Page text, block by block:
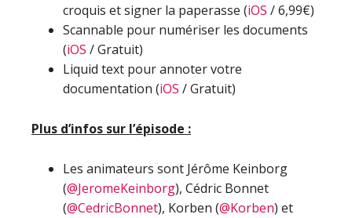
croquis et signer la paperasse (iOS / 6,99€)
Scannable pour numériser les documents
(iOS / Gratuit)
Liquid text pour annoter votre
documentation (iOS / Gratuit)
Plus d’infos sur l’épisode :
Les animateurs sont Jérôme Keinborg
(@JeromeKeinborg), Cédric Bonnet
(@CedricBonnet), Korben (@Korben) et